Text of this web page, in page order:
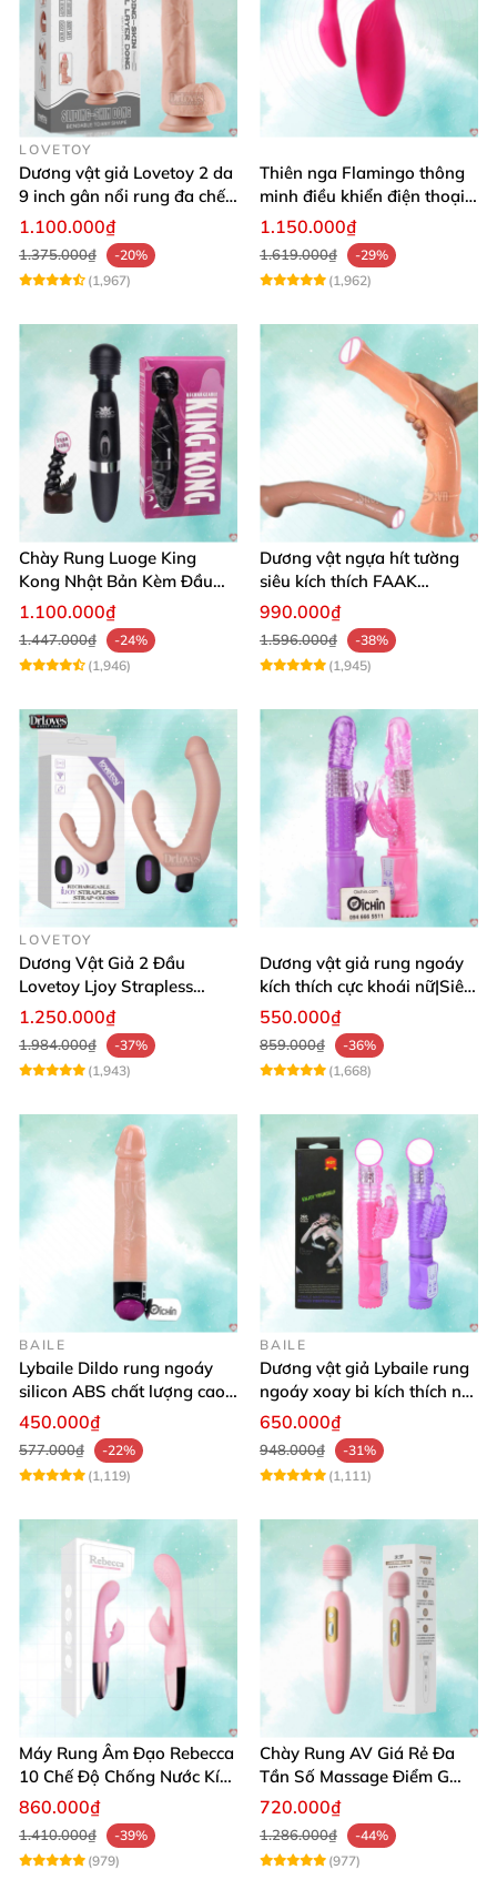
LOVETOY
Dương vật giả Lovetoy 2 da
9 inch gân nổi rung đa chế
độ thú vị
1.100.000₫
1.375.000₫
-20%
(1,967)
Thiên nga Flamingo thông
minh điều khiển điện thoại
tiện lợi
1.150.000₫
1.619.000₫
-29%
(1,962)
Chày Rung Luoge King
Kong Nhật Bản Kèm Đầu
DV Kích Thích Sâu
1.100.000₫
1.447.000₫
-24%
(1,946)
Dương vật ngựa hít tường
siêu kích thích FAAK
massage hậu môn
990.000₫
1.596.000₫
-38%
(1,945)
LOVETOY
Dương Vật Giả 2 Đầu
Lovetoy Ljoy Strapless
Rung ĐKTX Siêu Mạnh
1.250.000₫
1.984.000₫
-37%
(1,943)
Dương vật giả rung ngoáy
kích thích cực khoái nữ|Siêu
phẩm
550.000₫
859.000₫
-36%
(1,668)
BAILE
Lybaile Dildo rung ngoáy
silicon ABS chất lượng cao
kích thước chuẩn
450.000₫
577.000₫
-22%
(1,119)
BAILE
Dương vật giả Lybaile rung
ngoáy xoay bi kích thích nữ
thủ dâm
650.000₫
948.000₫
-31%
(1,111)
Máy Rung Âm Đạo Rebecca
10 Chế Độ Chống Nước Kích
Thích Điểm G
860.000₫
1.410.000₫
-39%
(979)
Chày Rung AV Giá Rẻ Đa
Tần Số Massage Điểm G
Mát Xa Âm Vật
720.000₫
1.286.000₫
-44%
(977)